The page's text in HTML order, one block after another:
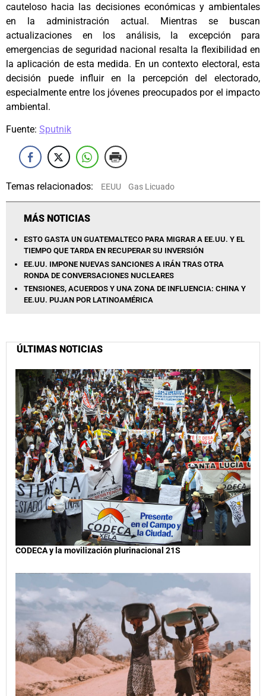
cauteloso hacia las decisiones económicas y ambientales
en la administración actual. Mientras se buscan
actualizaciones en los análisis, la excepción para
emergencias de seguridad nacional resalta la flexibilidad en
la aplicación de esta medida. En un contexto electoral, esta
decisión puede influir en la percepción del electorado,
especialmente entre los jóvenes preocupados por el impacto
ambiental.
Fuente: Sputnik
Temas relacionados: EEUU Gas Licuado
MÁS NOTICIAS
ESTO GASTA UN GUATEMALTECO PARA MIGRAR A EE.UU. Y EL
TIEMPO QUE TARDA EN RECUPERAR SU INVERSIÓN
EE.UU. IMPONE NUEVAS SANCIONES A IRÁN TRAS OTRA
RONDA DE CONVERSACIONES NUCLEARES
TENSIONES, ACUERDOS Y UNA ZONA DE INFLUENCIA: CHINA Y
EE.UU. PUJAN POR LATINOAMÉRICA
ÚLTIMAS NOTICIAS
CODECA y la movilización plurinacional 21S